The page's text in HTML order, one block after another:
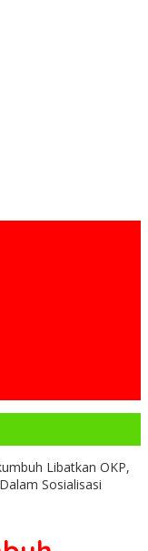
Libatkan OKP,
Sosialisasi